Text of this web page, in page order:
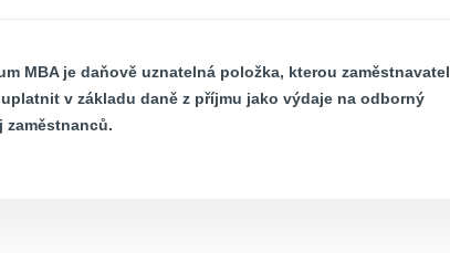
MBA je daňově uznatelná položka, kterou zaměstnavatel
uplatnit v základu daně z příjmu jako výdaje na odborný
zaměstnanců.